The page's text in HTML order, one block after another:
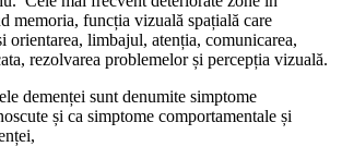
memoria, funcția vizuală spațială care
orientarea, limbajul, atenția, comunicarea,
rezolvarea problemelor și percepția vizuală.
demenței sunt denumite simptome
și ca simptome comportamentale și